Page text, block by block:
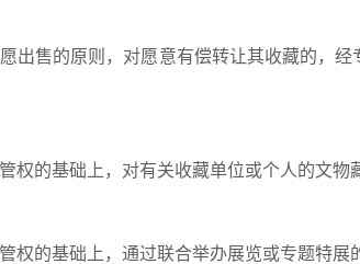
出售的原则，对愿意有偿转让其收藏的，
权的基础上，对有关收藏单位或个人的文
权的基础上，通过联合举办展览或专题特展